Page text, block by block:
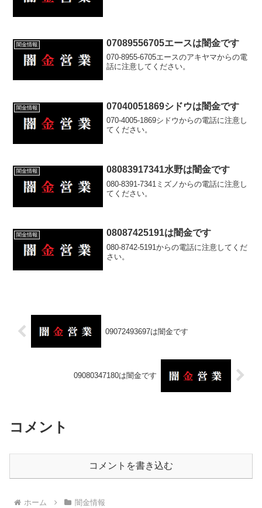
闇金情報 07089556705エースは闇金です
070-8955-6705エースのアキヤマからの電
話に注意してください。
闇金情報 07040051869シドウは闇金です
070-4005-1869シドウからの電話に注意し
てください。
闇金情報 08083917341水野は闇金です
080-8391-7341ミズノからの電話に注意し
てください。
闇金情報 08087425191は闇金です
080-8742-5191からの電話に注意してくだ
さい。
09072493697は闇金です
09080347180は闇金です
コメント
コメントを書き込む
ホーム 闇金情報